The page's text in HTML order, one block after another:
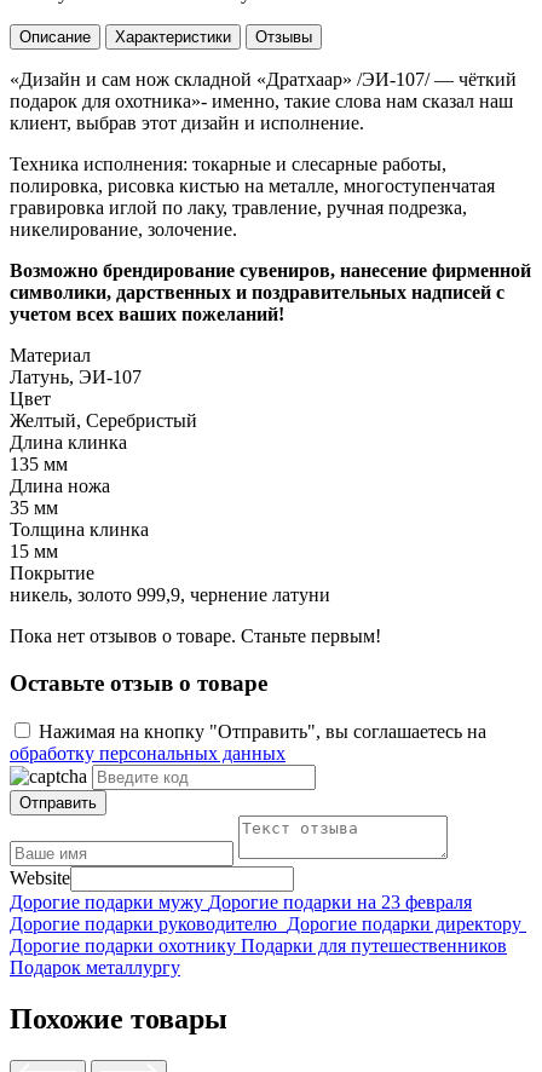
Описание Характеристики Отзывы
«Дизайн и сам нож складной «Дратхаар» /ЭИ-107/ — чёткий
подарок для охотника»- именно, такие слова нам сказал наш
клиент, выбрав этот дизайн и исполнение.
Техника исполнения: токарные и слесарные работы,
полировка, рисовка кистью на металле, многоступенчатая
гравировка иглой по лаку, травление, ручная подрезка,
никелирование, золочение.
Возможно брендирование сувениров, нанесение фирменной
символики, дарственных и поздравительных надписей с
учетом всех ваших пожеланий!
Материал
Латунь, ЭИ-107
Цвет
Желтый, Серебристый
Длина клинка
135 мм
Длина ножа
35 мм
Толщина клинка
15 мм
Покрытие
никель, золото 999,9, чернение латуни
Пока нет отзывов о товаре. Станьте первым!
Оставьте отзыв о товаре
Нажимая на кнопку "Отправить", вы соглашаетесь на
обработку персональных данных
Отправить
Website
Дорогие подарки мужу Дорогие подарки на 23 февраля
Дорогие подарки руководителю Дорогие подарки директору
Дорогие подарки охотнику Подарки для путешественников
Подарок металлургу
Похожие товары